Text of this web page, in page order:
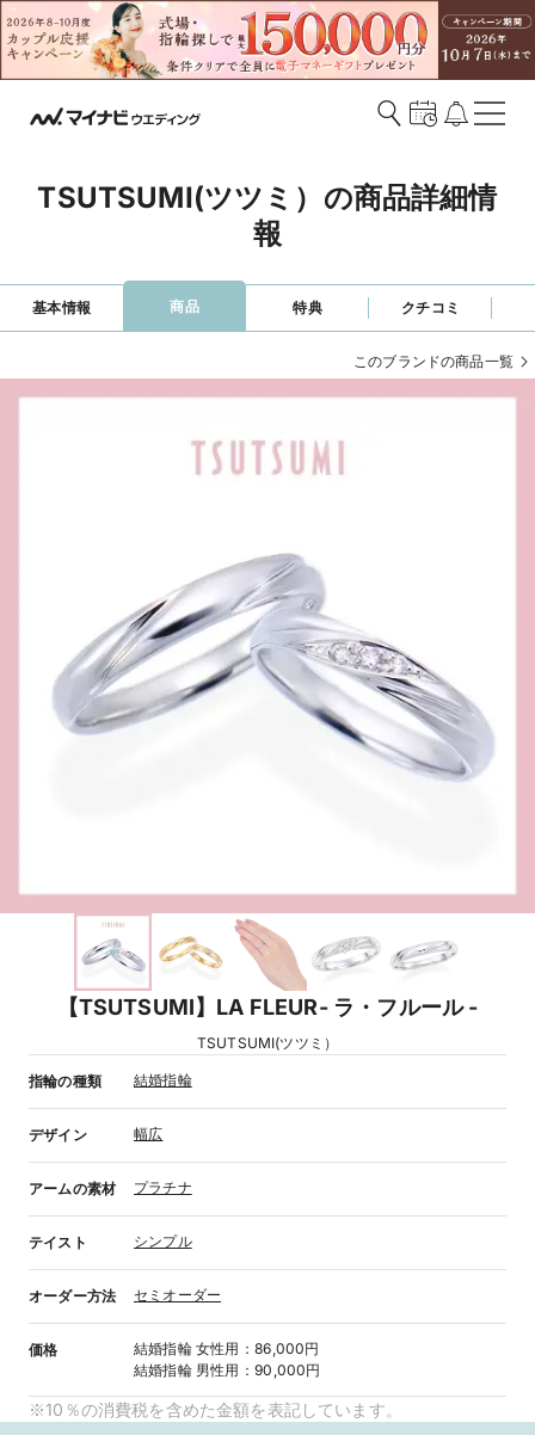
TSUTSUMI(ツツミ）の商品詳細情
報
基本情報 商品 特典 クチコミ
このブランドの商品一覧
【TSUTSUMI】LA FLEUR- ラ・フルール -
TSUTSUMI(ツツミ）
指輪の種類 結婚指輪
デザイン 幅広
アームの素材 プラチナ
テイスト シンプル
オーダー方法 セミオーダー
価格 結婚指輪 女性用 ：86,000円
結婚指輪 男性用 ：90,000円
※10％の消費税を含めた金額を表記しています。